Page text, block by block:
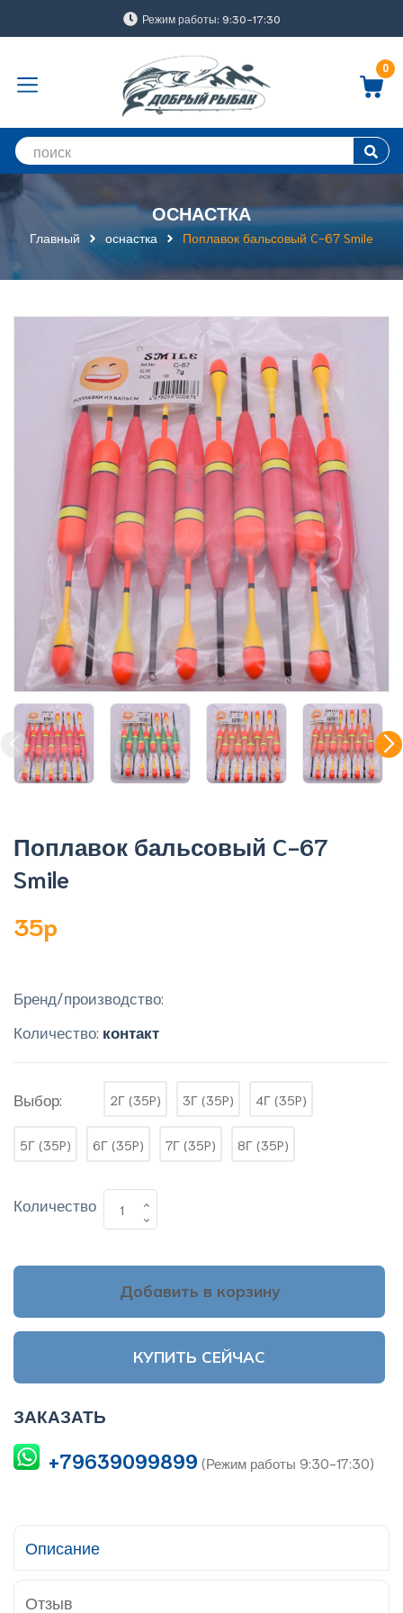
Режим работы: 9:30-17:30
0
ОСНАСТКА
Главный оснастка Поплавок бальсовый C-67 Smile
Поплавок бальсовый C-67
Smile
35p
Бренд/производство:
Количество: контакт
Выбор: 2Г (35P) 3Г (35P) 4Г (35P)
5Г (35P) 6Г (35P) 7Г (35P) 8Г (35P)
Количество
Добавить в корзину
КУПИТЬ СЕЙЧАС
ЗАКАЗАТЬ
+79639099899 (Режим работы 9:30-17:30)
Описание
Отзыв